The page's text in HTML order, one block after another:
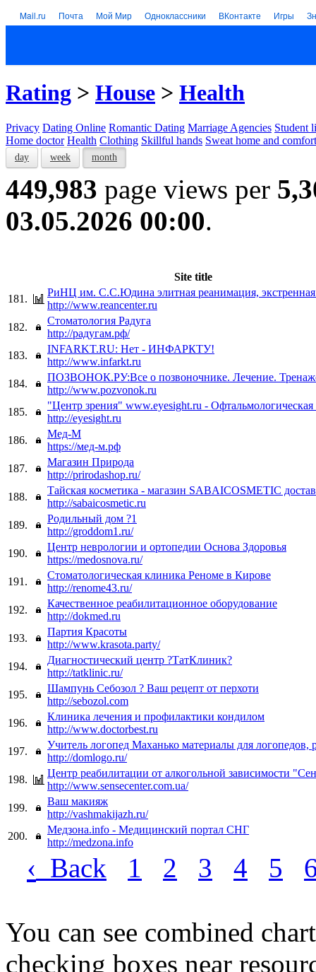
Mail.ru Почта Мой Мир Одноклассники ВКонтакте Игры
Rating > House > Health
Privacy Dating Online Romantic Dating Marriage Agencies Student
Home doctor Health Clothing Skillful hands Sweat home and comfort
day week month
449,983 page views per
03.05.2026 00:00.
Site title
181.
РиНЦ им. С.С.Юдина элитная реанимация,
http://www.reancenter.ru
182.
Стоматология Радуга
http://радугам.рф/
183.
INFARKT.RU: Нет - ИНФАРКТУ!
http://www.infarkt.ru
184.
ПОЗВОНОК.РУ:Все о позвоночнике. Лечение.
http://www.pozvonok.ru
185.
"Центр зрения" www.eyesight.ru -
http://eyesight.ru
186.
Мед-М
https://мед-м.рф
187.
Магазин Природа
http://prirodashop.ru/
188.
Тайская косметика - магазин SABAICOSMETIC
http://sabaicosmetic.ru
189.
Родильный дом ?1
http://groddom1.ru/
190.
Центр неврологии и ортопедии Основа Здоровья
https://medosnova.ru/
191.
Стоматологическая клиника Реноме в Кирове
http://renome43.ru/
192.
Качественное реабилитационное оборудование
http://dokmed.ru
193.
Партия Красоты
http://www.krasota.party/
194.
Диагностический центр ?ТатКлиник?
http://tatklinic.ru/
195.
Шампунь Себозол ? Ваш рецепт от перхоти
http://sebozol.com
196.
Клиника лечения и профилактики кондилом
http://www.doctorbest.ru
197.
Учитель логопед Маханько материалы для логопедов,
http://domlogo.ru/
198.
Центр реабилитации от алкогольной зависимости
http://www.sensecenter.com.ua/
199.
Ваш макияж
http://vashmakijazh.ru/
200.
Медзона.info - Медицинский портал СНГ
http://medzona.info
‹ Back 1 2 3 4 5
You can see combined
checking boxes near